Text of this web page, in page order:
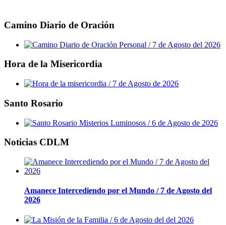
Camino Diario de Oración
Hora de la Misericordia
Santo Rosario
Noticias CDLM
Amanece Intercediendo por el Mundo / 7 de Agosto del
2026